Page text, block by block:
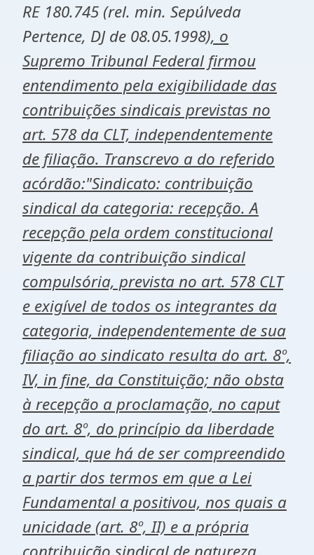
RE 180.745 (rel. min. Sepúlveda
Pertence, DJ de 08.05.1998), o
Supremo Tribunal Federal firmou
entendimento pela exigibilidade das
contribuições sindicais previstas no
art. 578 da CLT, independentemente
de filiação. Transcrevo a do referido
acórdão:"Sindicato: contribuição
sindical da categoria: recepção. A
recepção pela ordem constitucional
vigente da contribuição sindical
compulsória, prevista no art. 578 CLT
e exigível de todos os integrantes da
categoria, independentemente de sua
filiação ao sindicato resulta do art. 8º,
IV, in fine, da Constituição; não obsta
à recepção a proclamação, no caput
do art. 8º, do princípio da liberdade
sindical, que há de ser compreendido
a partir dos termos em que a Lei
Fundamental a positivou, nos quais a
unicidade (art. 8º, II) e a própria